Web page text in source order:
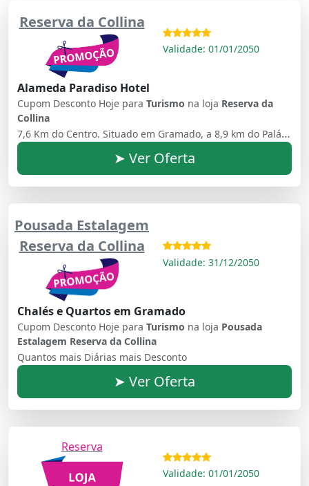
Reserva da Collina
Validade: 01/01/2050
Alameda Paradiso Hotel
Cupom Desconto Hoje para Turismo na loja Reserva da
Collina
7,6 Km do Centro. Situado em Gramado, a 8,9 km do Palácio dos Festivais, o Reserva da Collina oferece acomodações com jardim, estacionamento privativo gratuito e restaurante.
➤ Ver Oferta
Pousada Estalagem
Reserva da Collina
Validade: 31/12/2050
Chalés e Quartos em Gramado
Cupom Desconto Hoje para Turismo na loja Pousada
Estalagem Reserva da Collina
Quantos mais Diárias mais Desconto
➤ Ver Oferta
Reserva
Validade: 01/01/2050